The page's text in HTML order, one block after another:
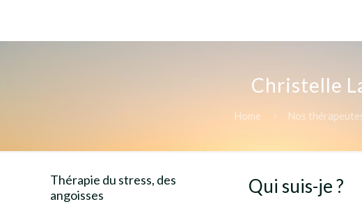
Christelle
Home Nos
Qui suis-je ?
Thérapie du stress, des
angoisses